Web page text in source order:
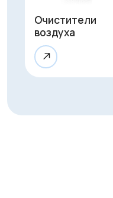
Монтаж
Профессиональная